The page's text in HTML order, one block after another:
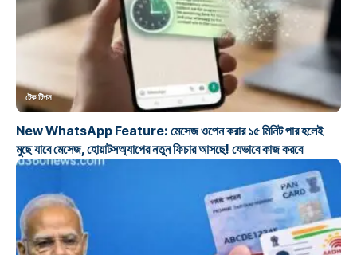
টেক টিপস
New WhatsApp Feature: মেসেজ ওপেন করার ১৫ মিনিট পার হলেই
মুছে যাবে মেসেজ, হোয়াটসঅ্যাপের নতুন ফিচার আসছে! যেভাবে কাজ করবে